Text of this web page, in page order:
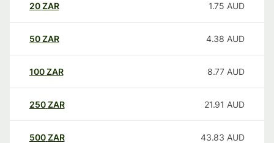
20ZAR 1.75 AUD
50ZAR 4.38 AUD
100ZAR 8.77 AUD
250ZAR 21.91 AUD
500ZAR 43.83 AUD